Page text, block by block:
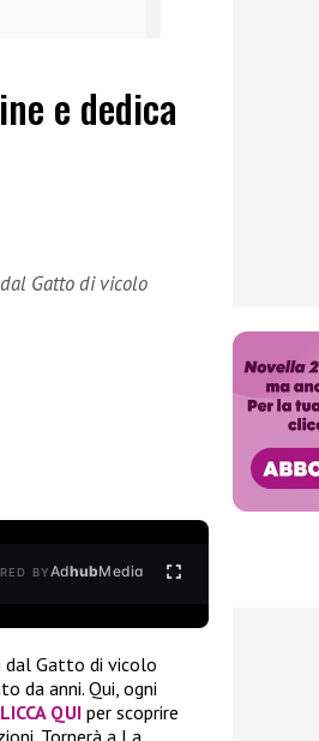
e dedica
Gatto di vicolo
BYAdhubMedia
dal Gatto di vicolo
da anni. Qui, ogni
QUI per scoprire
Tornerà a La